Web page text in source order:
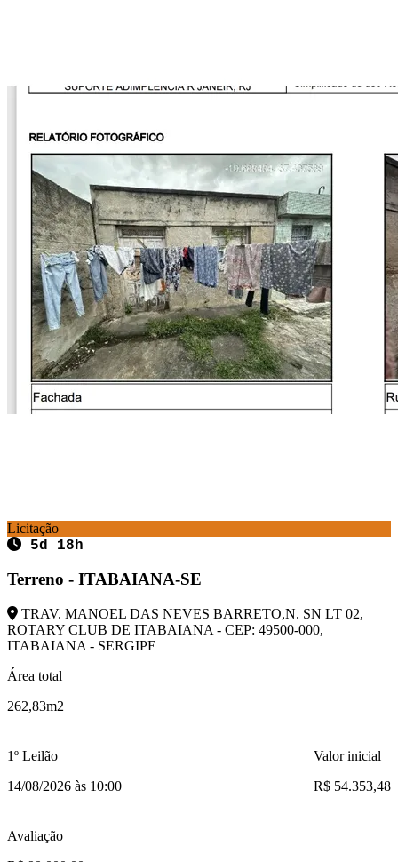
Licitação
5d 18h
Terreno - ITABAIANA-SE
TRAV. MANOEL DAS NEVES BARRETO,N. SN LT 02,
ROTARY CLUB DE ITABAIANA - CEP: 49500-000,
ITABAIANA - SERGIPE
Área total
262,83m2
1º Leilão
14/08/2026 às 10:00
Valor inicial
R$ 54.353,48
Avaliação